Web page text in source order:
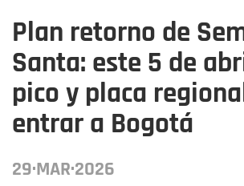
Plan retorno de
Santa: este 5 de
pico y placa
entrar a Bogotá
29·MAR·2026